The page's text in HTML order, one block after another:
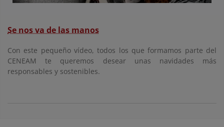
Se nos va de las manos
Con este pequeño vídeo, todos los que formamos parte del
CENEAM te queremos desear unas navidades más
responsables y sostenibles.